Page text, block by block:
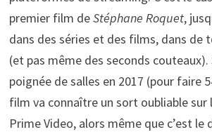
premier film deStéphane Roquet,
dans des séries et des films, dans de
(et pas même des seconds
poignée de salles en 2017 (pour faire
film va connaître un sort oubliable
Prime Video, alors même que c’est le